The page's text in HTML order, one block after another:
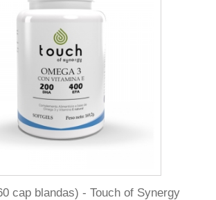
cap blandas) - Touch of Synergy